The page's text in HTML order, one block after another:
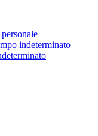
indeterminato